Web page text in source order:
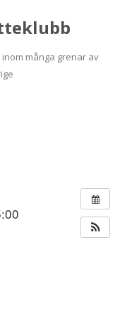
många grenar av